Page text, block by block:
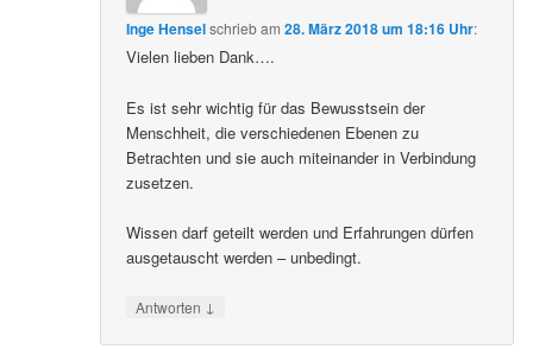
Inge Henselschriebam28. März 2018 um 18:16 Uhr:
Vielen lieben Dank….
Es ist sehr wichtig für das Bewusstsein der
Menschheit, die verschiedenen Ebenen zu
Betrachten und sie auch miteinander in Verbindung
zusetzen.
Wissen darf geteilt werden und Erfahrungen dürfen
ausgetauscht werden – unbedingt.
Antworten ↓